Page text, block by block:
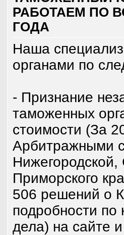
РАБОТАЕМ ПО
ГОДА
Наша
органами по
- Признание
таможенных
стоимости (За
Арбитражными
Приморского
506 решений о
подробности
дела) на сайте